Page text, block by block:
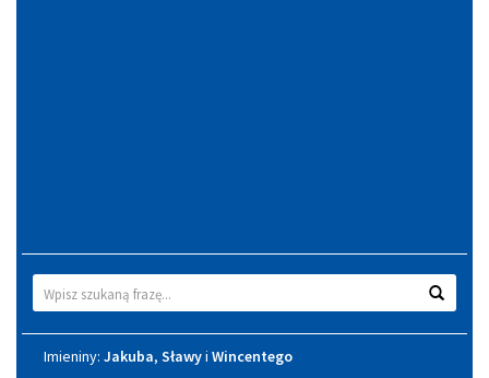
Wyszukiwarka
Imieniny
Imieniny: Jakuba, Sławyi Wincentego